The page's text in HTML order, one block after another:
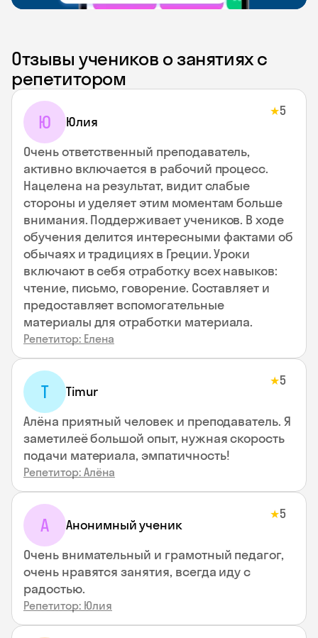
Отзывы учеников о занятиях с
репетитором
Ю Юлия
★5
Очень ответственный преподаватель,
активно включается в рабочий процесс.
Нацелена на результат, видит слабые
стороны и уделяет этим моментам больше
внимания. Поддерживает учеников. В ходе
обучения делится интересными фактами об
обычаях и традициях в Греции. Уроки
включают в себя отработку всех навыков:
чтение, письмо, говорение. Составляет и
предоставляет вспомогательные
материалы для отработки материала.
Репетитор: Елена
T Timur
★5
Алёна приятный человек и преподаватель. Я
заметилеё большой опыт, нужная скорость
подачи материала, эмпатичность!
Репетитор: Алёна
А Анонимный ученик
★5
Очень внимательный и грамотный педагог,
очень нравятся занятия, всегда иду с
радостью.
Репетитор: Юлия